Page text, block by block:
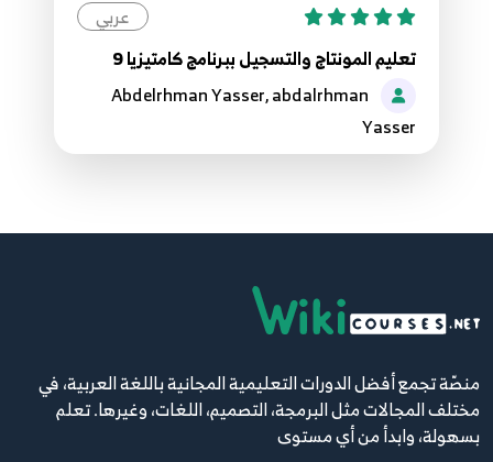
عربي
تعليم المونتاج والتسجيل ببرنامج كامتيزيا 9
Abdelrhman Yasser, abdalrhman
Yasser
منصّة تجمع أفضل الدورات التعليمية المجانية باللغة العربية، في
مختلف المجالات مثل البرمجة، التصميم، اللغات، وغيرها. تعلم
بسهولة، وابدأ من أي مستوى